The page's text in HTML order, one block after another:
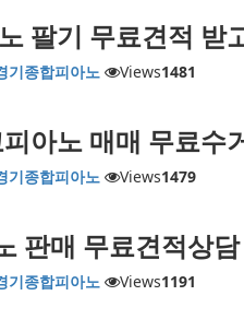
팔기 무료견적 받
기종합피아노 Views1481
아노 매매 무료수
기종합피아노 Views1479
판매 무료견적상
기종합피아노 Views1191